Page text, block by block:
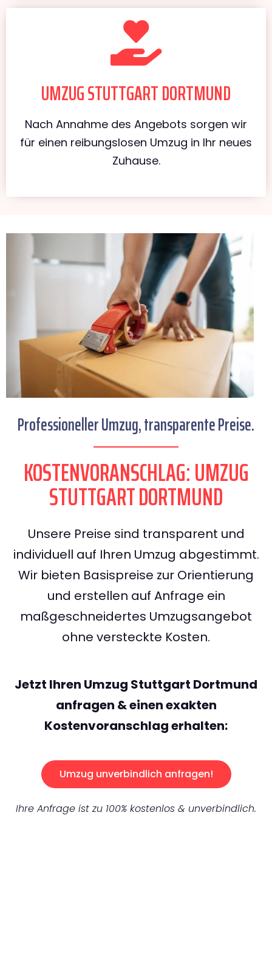
UMZUG STUTTGART DORTMUND
Nach Annahme des Angebots sorgen wir
für einen reibungslosen Umzug in Ihr neues
Zuhause.
Professioneller Umzug, transparente Preise.
KOSTENVORANSCHLAG: UMZUG
STUTTGART DORTMUND
Unsere Preise sind transparent und
individuell auf Ihren Umzug abgestimmt.
Wir bieten Basispreise zur Orientierung
und erstellen auf Anfrage ein
maßgeschneidertes Umzugsangebot
ohne versteckte Kosten.
Jetzt Ihren Umzug Stuttgart Dortmund
anfragen & einen exakten
Kostenvoranschlag erhalten:
Umzug unverbindlich anfragen!
Ihre Anfrage ist zu 100% kostenlos & unverbindlich.